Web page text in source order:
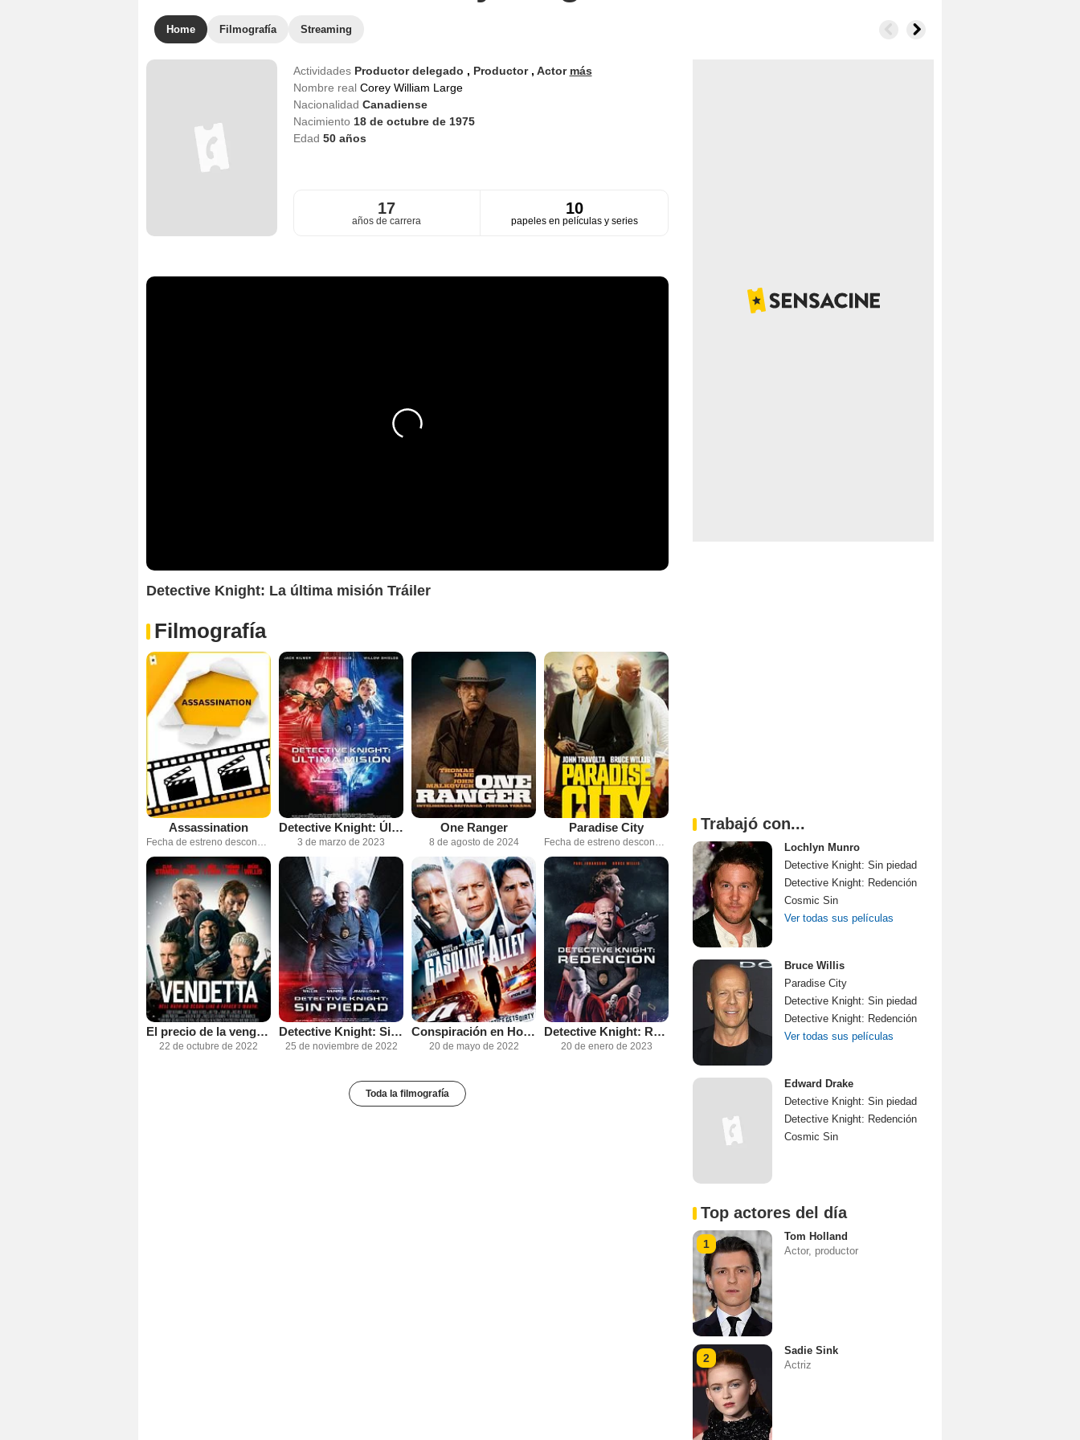
Home Filmografía Streaming
Actividades Productor delegado , Productor , Actor más
Nombre real Corey William Large
Nacionalidad Canadiense
Nacimiento 18 de octubre de 1975
Edad 50años
17
años de carrera
10
papeles en películas y series
Detective Knight: La última misión Tráiler
Filmografía
Assassination Detective Knight: Última misión
3 de marzo de 2023
One Ranger
8 de agosto de 2024
Paradise City
El precio de la venganza
22 de octubre de 2022
Detective Knight: Sin piedad
25 de noviembre de 2022
Conspiración en Hollywood
20 de mayo de 2022
Detective Knight: Redención
20 de enero de 2023
Toda la filmografía
Trabajó con...
Lochlyn Munro
Detective Knight: Sin piedad
Detective Knight: Redención
Cosmic Sin
Ver todas sus películas
Bruce Willis
Paradise City
Detective Knight: Sin piedad
Detective Knight: Redención
Ver todas sus películas
Edward Drake
Detective Knight: Sin piedad
Detective Knight: Redención
Cosmic Sin
Top actores del día
1
Tom Holland
Actor, productor
2
Sadie Sink
Actriz